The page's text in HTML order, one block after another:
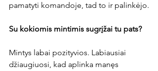
pamatyti komandoje, tad to ir palinkėjo.
Su kokiomis mintimis sugrįžai tu pats?
Mintys labai pozityvios. Labiausiai
džiaugiuosi, kad aplinka manęs